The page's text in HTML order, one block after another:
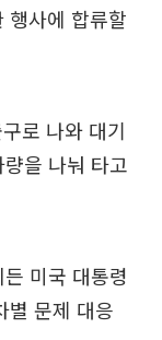
행사에 합류할
로 나와 대기
을 나눠 타고
미국 대통령
별 문제 대응